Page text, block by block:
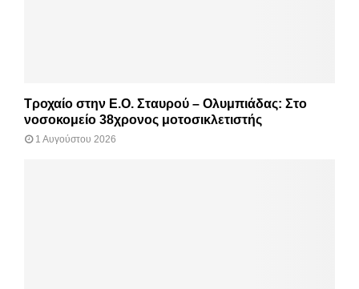
Τροχαίο στην Ε.Ο. Σταυρού – Ολυμπιάδας: Στο
νοσοκομείο 38χρονος μοτοσικλετιστής
1 Αυγούστου 2026